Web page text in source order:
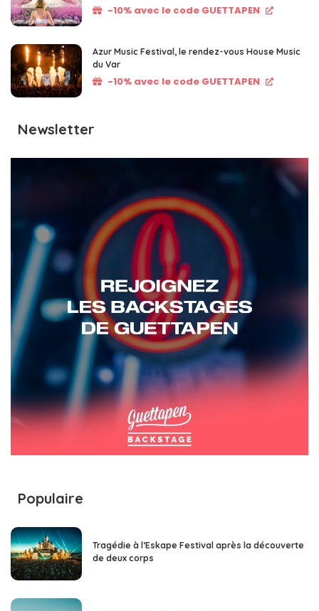
-10% avec le code GUETTAPEN
Azur Music Festival, le rendez-vous House Music
du Var
-10% avec le code GUETTAPEN
Newsletter
Populaire
Tragédie à l’Eskape Festival après la découverte
de deux corps